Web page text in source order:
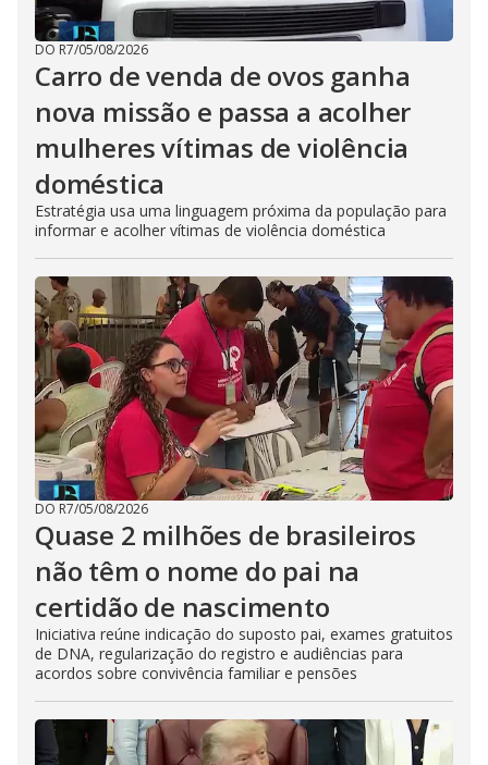
DO R7/05/08/2026
Carro de venda de ovos ganha
nova missão e passa a acolher
mulheres vítimas de violência
doméstica
Estratégia usa uma linguagem próxima da população para
informar e acolher vítimas de violência doméstica
DO R7/05/08/2026
Quase 2 milhões de brasileiros
não têm o nome do pai na
certidão de nascimento
Iniciativa reúne indicação do suposto pai, exames gratuitos
de DNA, regularização do registro e audiências para
acordos sobre convivência familiar e pensões